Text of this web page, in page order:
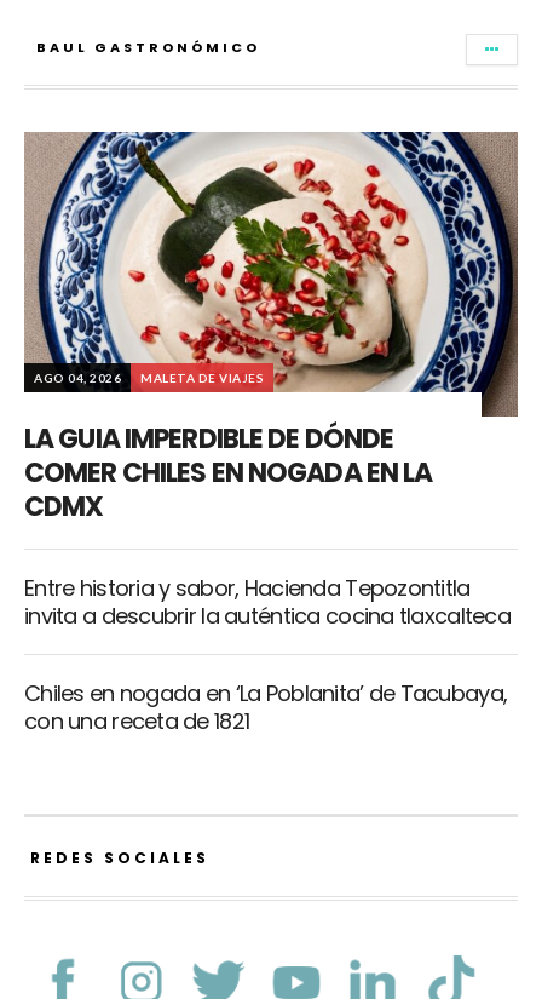
BAUL GASTRONÓMICO
AGO 04, 2026 MALETA DE VIAJES
LA GUIA IMPERDIBLE DE DÓNDE
COMER CHILES EN NOGADA EN LA
CDMX
Entre historia y sabor, Hacienda Tepozontitla
invita a descubrir la auténtica cocina tlaxcalteca
Chiles en nogada en ‘La Poblanita’ de Tacubaya,
con una receta de 1821
REDES SOCIALES